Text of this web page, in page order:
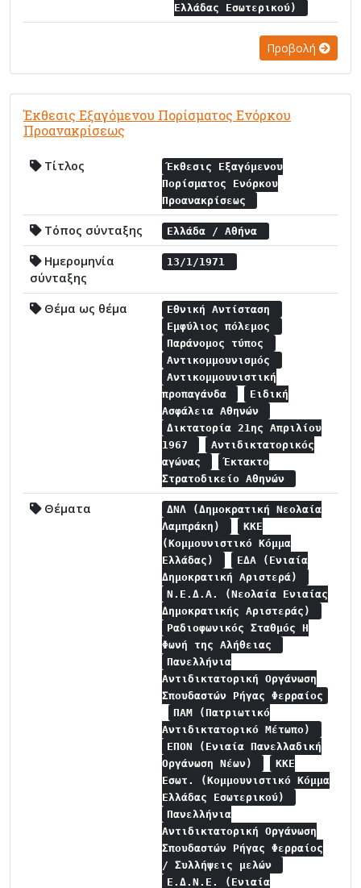
Ελλάδας Εσωτερικού)
Προβολή
Έκθεσις Εξαγόμενου Πορίσματος Ενόρκου
Προανακρίσεως
Τίτλος
Έκθεσις Εξαγόμενου
Πορίσματος Ενόρκου
Προανακρίσεως
Τόπος σύνταξης Ελλάδα / Αθήνα
Ημερομηνία
σύνταξης
13/1/1971
Θέμα ως θέμα
Εθνική Αντίσταση
Εμφύλιος πόλεμος
Παράνομος τύπος
Αντικομμουνισμός
Αντικομμουνιστική
προπαγάνδα
Ειδική
Ασφάλεια Αθηνών
Δικτατορία 21ης Απριλίου
1967
Αντιδικτατορικός
αγώνας
Έκτακτο
Στρατοδικείο Αθηνών
Θέματα
ΔΝΛ (Δημοκρατική Νεολαία
Λαμπράκη)
ΚΚΕ
(Κομμουνιστικό Κόμμα
Ελλάδας)
ΕΔΑ (Ενιαία
Δημοκρατική Αριστερά)
Ν.Ε.Δ.Α. (Νεολαία Ενιαίας
Δημοκρατικής Αριστεράς)
Ραδιοφωνικός Σταθμός Η
Φωνή της Αλήθειας
Πανελλήνια
Αντιδικτατορική Οργάνωση
Σπουδαστών Ρήγας Φερραίος
ΠΑΜ (Πατριωτικό
Αντιδικτατορικό Μέτωπο)
ΕΠΟΝ (Ενιαία Πανελλαδική
Οργάνωση Νέων)
ΚΚΕ
Εσωτ. (Κομμουνιστικό Κόμμα
Ελλάδας Εσωτερικού)
Πανελλήνια
Αντιδικτατορική Οργάνωση
Σπουδαστών Ρήγας Φερραίος
/ Συλλήψεις μελών
Ε.Δ.Ν.Ε. (Ενιαία